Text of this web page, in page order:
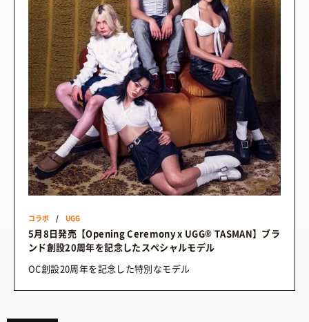
コラボ / UGG
5月8日発売【Opening Ceremony x UGG® TASMAN】ブラ
ンド創設20周年を記念したスペシャルモデル
OC創設20周年を記念した特別なモデル